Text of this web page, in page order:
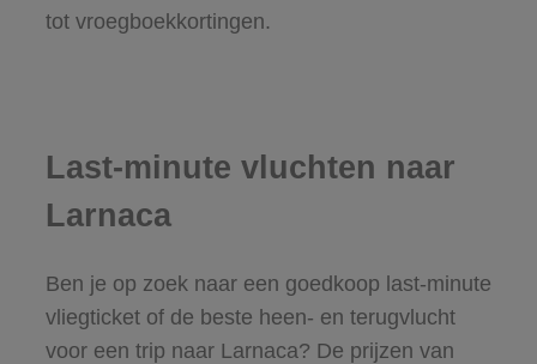
tot vroegboekkortingen.
Last-minute vluchten naar
Larnaca
Ben je op zoek naar een goedkoop last-minute
vliegticket of de beste heen- en terugvlucht
voor een trip naar Larnaca? De prijzen van